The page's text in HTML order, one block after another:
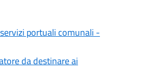
portuali comunali -
da destinare ai